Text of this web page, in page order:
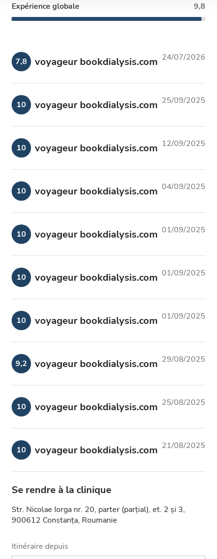
avec d'autres informations que vous leur avez fournies
ou qu'ils ont collectées lors de votre utilisation de leurs
Expérience globale 9,8
7,8 voyageur bookdialysis.com 24/07/2026
10 voyageur bookdialysis.com 25/09/2025
10 voyageur bookdialysis.com 12/09/2025
10 voyageur bookdialysis.com 04/09/2025
10 voyageur bookdialysis.com 01/09/2025
10 voyageur bookdialysis.com 01/09/2025
10 voyageur bookdialysis.com 01/09/2025
9,2 voyageur bookdialysis.com 29/08/2025
10 voyageur bookdialysis.com 25/08/2025
10 voyageur bookdialysis.com 21/08/2025
Se rendre à la clinique
Str. Nicolae Iorga nr. 20, parter (parțial), et. 2 și 3,
900612 Constanța, Roumanie
Itinéraire depuis